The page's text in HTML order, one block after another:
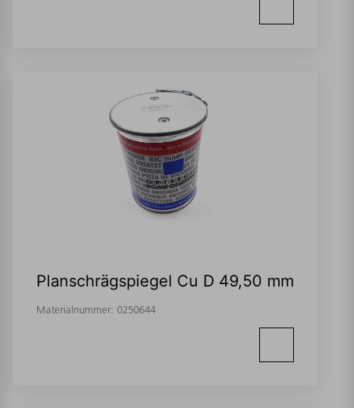
Planschrägspiegel Cu D 49,50 mm
Materialnummer: 0250644